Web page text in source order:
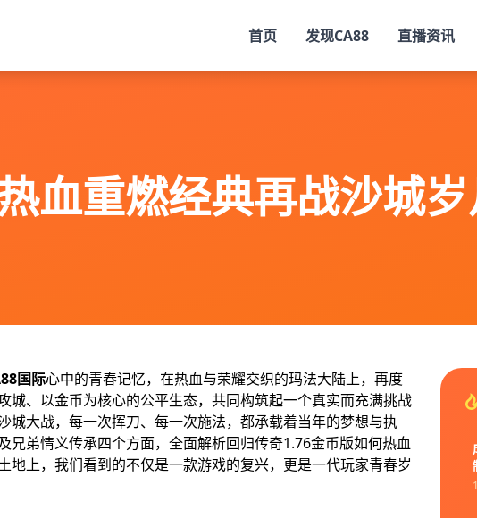
首页 发现CA88 直播资讯
血重燃经典再战沙城
国际心中的青春记忆，在热血与荣耀交织的玛法大陆上，再度
、以金币为核心的公平生态，共同构筑起一个真实而充满挑战
大战，每一次挥刀、每一次施法，都承载着当年的梦想与执
弟情义传承四个方面，全面解析回归传奇1.76金币版如何热血
上，我们看到的不仅是一款游戏的复兴，更是一代玩家青春岁